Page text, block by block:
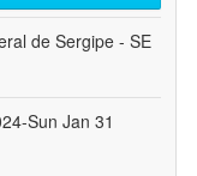
de Sergipe - SE
Sun Jan 31